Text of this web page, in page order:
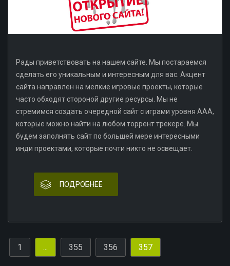
Рады приветствовать на нашем сайте. Мы постараемся
сделать его уникальным и интересным для вас. Акцент
сайта направлен на мелкие игровые проекты, которые
часто обходят стороной другие ресурсы. Мы не
стремимся создать очередной сайт c играми уровня AAA,
которые можно найти на любом торрент трекере. Мы
будем заполнять сайт по большей мере интересными
инди проектами, которые почти никто не освещает.
ПОДРОБНЕЕ
1 ... 355 356 357